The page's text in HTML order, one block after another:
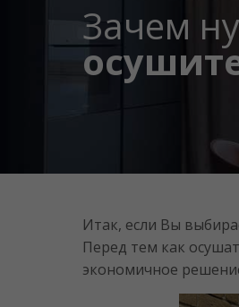
Зачем
Итак, если Вы
Перед тем как
экономичное